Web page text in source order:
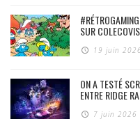
SUR
19 juin
ON A TESTÉ
ENTRE RIDGE
7 juin 2026